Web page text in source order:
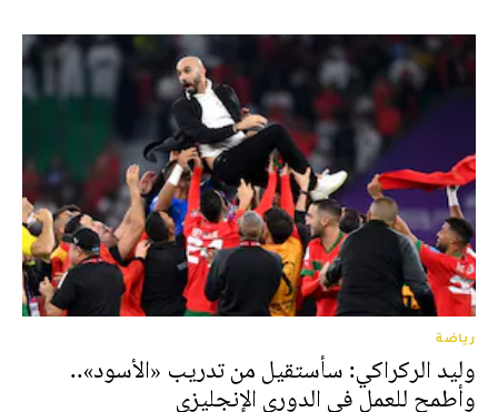
رياضة
وليد الركراكي: سأستقيل من تدريب «الأسود»..
وأطمح للعمل في الدوري الإنجليزي